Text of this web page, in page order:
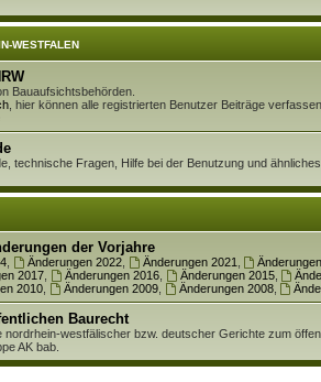
WESTFALEN
Bauaufsichtsbehörden.
, hier können alle registrierten Benutzer Beiträge
technische Fragen, Hilfe bei der Benutzung und ähnliches
der Vorjahre
, Änderungen 2022, Änderungen 2021
2017, Änderungen 2016, Änderungen 2015,
2010, Änderungen 2009, Änderungen 2008,
Baurecht
nordrhein-westfälischer bzw. deutscher Gerichte zum
AK bab.